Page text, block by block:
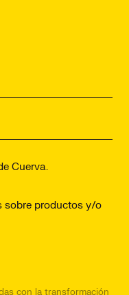
Cuerva.
sobre productos y/o
con la transformación